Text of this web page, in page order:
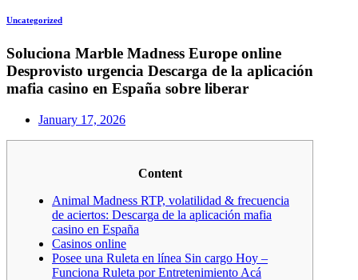
Uncategorized
Soluciona Marble Madness Europe online
Desprovisto urgencia Descarga de la aplicación
mafia casino en España sobre liberar
January 17, 2026
Content
Animal Madness RTP, volatilidad & frecuencia
de aciertos: Descarga de la aplicación mafia
casino en España
Casinos online
Posee una Ruleta en línea Sin cargo Hoy –
Funciona Ruleta por Entretenimiento Acá